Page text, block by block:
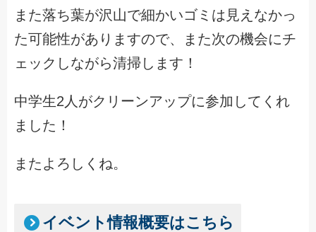
また落ち葉が沢山で細かいゴミは見えなかっ
た可能性がありますので、また次の機会にチ
ェックしながら清掃します！
中学生2人がクリーンアップに参加してくれ
ました！
またよろしくね。
イベント情報概要はこちら